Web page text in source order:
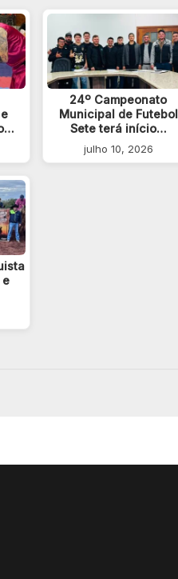
e
24º Campeonato
Municipal de Futebol
Sete terá início…
julho 10, 2026